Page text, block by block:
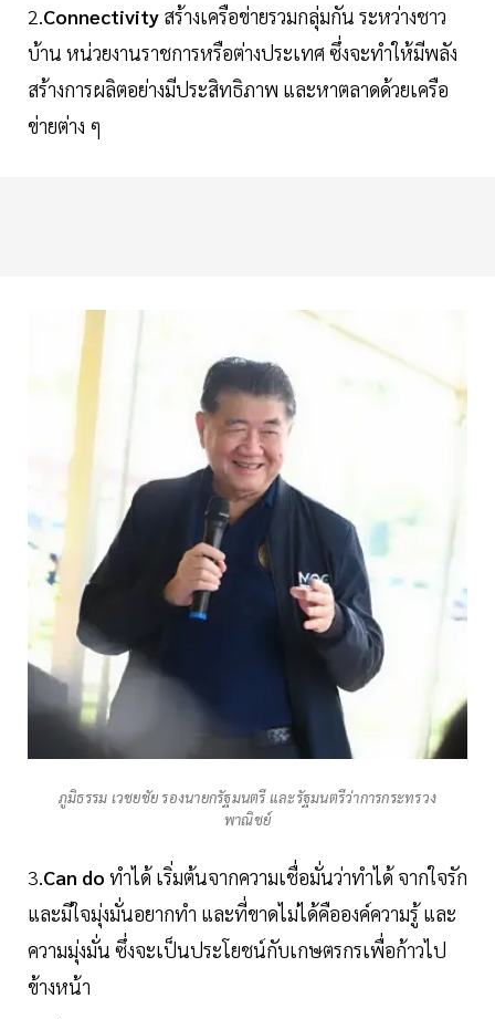
2.Connectivity สร้างเครือข่ายรวมกลุ่มกัน ระหว่างชาว
บ้าน หน่วยงานราชการหรือต่างประเทศ ซึ่งจะทำให้มีพลัง
สร้างการผลิตอย่างมีประสิทธิภาพ และหาตลาดด้วยเครือ
ข่ายต่าง ๆ
ภูมิธรรม เวชยชัย รองนายกรัฐมนตรี และรัฐมนตรีว่าการกระทรวง
พาณิชย์
3.Can do ทำได้ เริ่มต้นจากความเชื่อมั่นว่าทำได้ จากใจรัก
และมีใจมุ่งมั่นอยากทำ และที่ขาดไม่ได้คือองค์ความรู้ และ
ความมุ่งมั่น ซึ่งจะเป็นประโยชน์กับเกษตรกรเพื่อก้าวไป
ข้างหน้า